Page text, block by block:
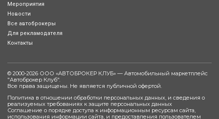
Мероприятия
Новости
Все автоброкеры
Для рекламодателя
Контакты
© 2000-2026 ООО «АВТОБРОКЕР КЛУБ» — Автомобильный маркетплейс
"Автоброкер Клуб".
Все права защищены. Не является публичной офертой.
Политика в отношении обработки персональных данных, и сведения о
реализуемых требованиях к защите персональных данных
Соглашение о порядке доступа к информационным ресурсам сайта,
использования информации сайта, и предоставления пользователем